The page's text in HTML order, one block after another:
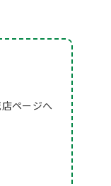
店ページへ